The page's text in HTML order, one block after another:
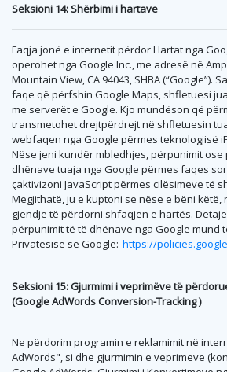
Seksioni 14: Shërbimi i hartave
Faqja jonë e internetit përdor Hartat nga
operohet nga Google Inc., me adresë në
Mountain View, CA 94043, SHBA (“Google”).
faqe që përfshin Google Maps, shfletuesi
me serverët e Google. Kjo mundëson që
transmetohet drejtpërdrejt në shfletuesin
webfaqen nga Google përmes teknologjisë
Nëse jeni kundër mbledhjes, përpunimit ose
dhënave tuaja nga Google përmes faqes
çaktivizoni JavaScript përmes cilësimeve të
Megjithatë, ju e kuptoni se nëse e bëni këtë,
gjendje të përdorni shfaqjen e hartës.
përpunimit të të dhënave nga Google mund
Privatësisë së Google: https://
Seksioni 15: Gjurmimi i veprimëve të
(Google AdWords Conversion-Tracking )
Ne përdorim programin e reklamimit në
AdWords", si dhe gjurmimin e veprimeve